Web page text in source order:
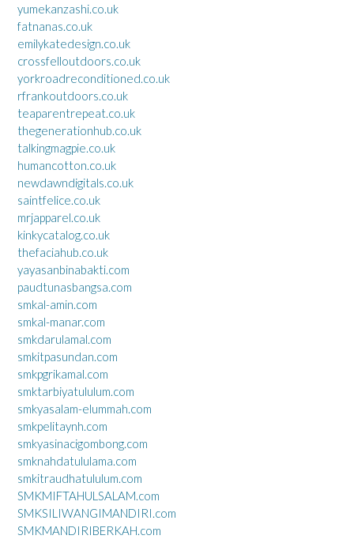
yumekanzashi.co.uk
fatnanas.co.uk
emilykatedesign.co.uk
crossfelloutdoors.co.uk
yorkroadreconditioned.co.uk
rfrankoutdoors.co.uk
teaparentrepeat.co.uk
thegenerationhub.co.uk
talkingmagpie.co.uk
humancotton.co.uk
newdawndigitals.co.uk
saintfelice.co.uk
mrjapparel.co.uk
kinkycatalog.co.uk
thefaciahub.co.uk
yayasanbinabakti.com
paudtunasbangsa.com
smkal-amin.com
smkal-manar.com
smkdarulamal.com
smkitpasundan.com
smkpgrikamal.com
smktarbiyatululum.com
smkyasalam-elummah.com
smkpelitaynh.com
smkyasinacigombong.com
smknahdatululama.com
smkitraudhatululum.com
SMKMIFTAHULSALAM.com
SMKSILIWANGIMANDIRI.com
SMKMANDIRIBERKAH.com